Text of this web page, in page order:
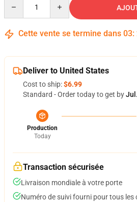
Cette vente se termine dans 03:
Deliver to United States
Cost to ship:$6.99
Standard - Order today to get by
Production
Today
Transaction sécurisée
Livraison mondiale à votre porte
Numéro de suivi fourni pour tous les